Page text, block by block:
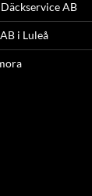
AB
i Luleå